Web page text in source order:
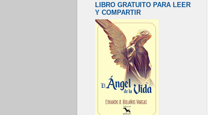
LIBRO GRATUITO PARA LEER
Y COMPARTIR